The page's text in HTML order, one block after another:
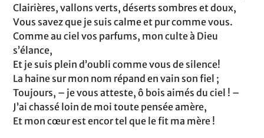
Clairières, vallons verts, déserts sombres et doux,
Vous savez que je suis calme et pur comme vous.
Comme au ciel vos parfums, mon culte à Dieu
s’élance,
Et je suis plein d’oubli comme vous de silence!
La haine sur mon nom répand en vain son fiel ;
Toujours, – je vous atteste, ô bois aimés du ciel ! –
J’ai chassé loin de moi toute pensée amère,
Et mon cœur est encor tel que le fit ma mère !